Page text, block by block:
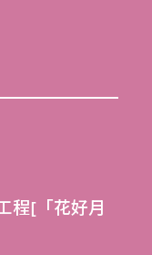
程[「花好月